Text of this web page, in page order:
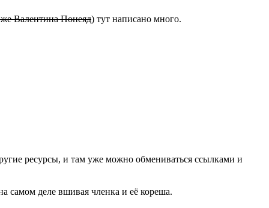
Валентина Понеяд) тут написано много.
ресурсы, и там уже можно обмениваться ссылками и
самом деле вшивая членка и её кореша.